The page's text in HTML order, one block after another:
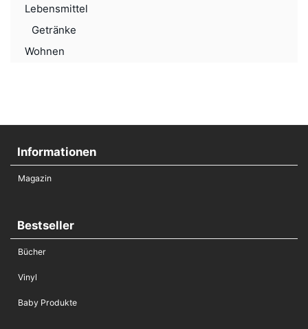
Lebensmittel
Getränke
Wohnen
Informationen
Magazin
Bestseller
Bücher
Vinyl
Baby Produkte